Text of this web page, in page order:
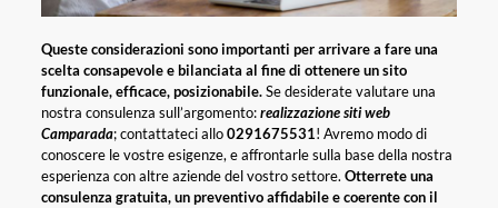
Queste considerazioni sono importanti per arrivare a fare una
scelta consapevole e bilanciata al fine di ottenere un sito
funzionale, efficace, posizionabile.Se desiderate valutare una
nostra consulenza sull’argomento:realizzazione siti web
Camparada; contattateci allo0291675531! Avremo modo di
conoscere le vostre esigenze, e affrontarle sulla base della nostra
esperienza con altre aziende del vostro settore. Otterrete una
consulenza gratuita, un preventivo affidabile e coerente con il